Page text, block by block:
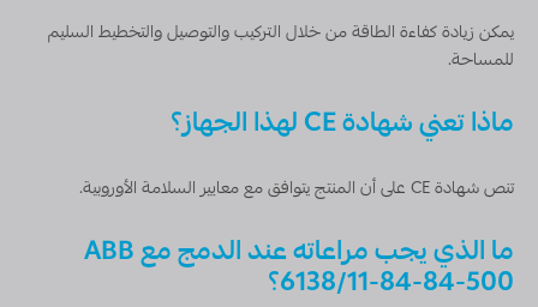
يمكن زيادة كفاءة الطاقة من خلال التركيب والتوصيل والتخطيط السليم
للمساحة.
ماذا تعني شهادة CE لهذا الجهاز؟
تنص شهادة CE على أن المنتج يتوافق مع معايير السلامة الأوروبية.
ما الذي يجب مراعاته عند الدمج مع ABB
6138/11-84-84-500؟